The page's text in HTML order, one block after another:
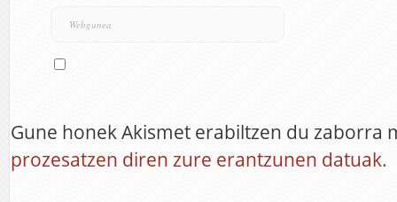
Gune honek Akismet erabiltzen du zaborra
prozesatzen diren zure erantzunen datuak.